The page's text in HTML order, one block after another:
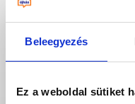
Beleegyezés
Ez a weboldal sütiket